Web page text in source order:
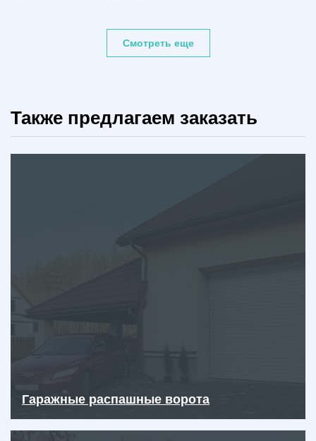
Смотреть еще
Также предлагаем заказать
Гаражные распашные ворота